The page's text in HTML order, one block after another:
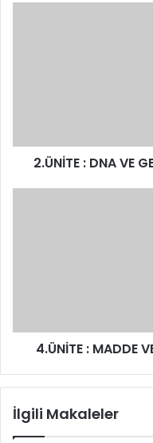
2.ÜNİTE : DNA VE
4.ÜNİTE : MADDE
İlgili Makaleler